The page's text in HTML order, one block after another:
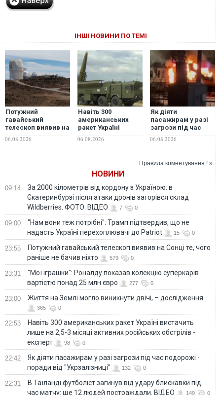
ІНШІ НОВИНИ ПО ТЕМІ
Потужний
гавайський
телескоп виявив на
Сонці те, чого
раніше не бачив
06.08.2026
Навіть 300
американських
ракет Україні
вистачить лише на
2,5-3 місяці
обстрілів - експерт
06.08.2026
Як діяти
пасажирам у разі
загрози під час
подорожі - поради
від "Укрзалізниці"
06.08.2026
Правила коментування ! »
НОВИНИ
09:14
За 2000 кілометрів від кордону з Україною: в
Єкатеринбурзі після атаки дронів загорівся склад
Wildberries. ФОТО. ВІДЕО
7 0
09:00
"Нам вони теж потрібні": Трамп підтвердив, що не
надасть Україні перехоплювачі до Patriot
15 0
23:55
Потужний гавайський телескоп виявив на Сонці те, чого
раніше не бачив ніхто
579 0
23:31
"Мої іграшки": Роналду показав колекцію суперкарів
вартістю понад 25 млн євро
277 0
23:00 Життя на Землі могло виникнути двічі, – дослідження
365 0
22:53
Навіть 300 американських ракет Україні вистачить
лише на 2,5-3 місяці активних російських обстрілів -
експерт
98 0
22:42
Як діяти пасажирам у разі загрози під час подорожі -
поради від "Укрзалізниці"
132 0
22:31
В Таїланді футболіст загинув від удару блискавки під
час матчу: ще 12 людей постраждали. ВІДЕО
149 0